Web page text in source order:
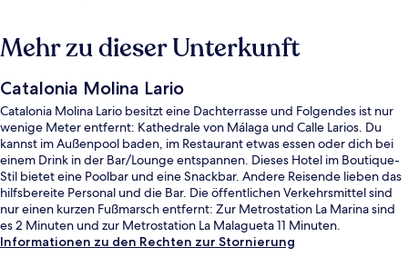
Mehr zu dieser Unterkunft
Catalonia Molina Lario
Catalonia Molina Lario besitzt eine Dachterrasse und Folgendes ist nur
wenige Meter entfernt: Kathedrale von Málaga und Calle Larios. Du
kannst im Außenpool baden, im Restaurant etwas essen oder dich bei
einem Drink in der Bar/Lounge entspannen. Dieses Hotel im Boutique-
Stil bietet eine Poolbar und eine Snackbar. Andere Reisende lieben das
hilfsbereite Personal und die Bar. Die öffentlichen Verkehrsmittel sind
nur einen kurzen Fußmarsch entfernt: Zur Metrostation La Marina sind
es 2 Minuten und zur Metrostation La Malagueta 11 Minuten.
Informationen zu den Rechten zur Stornierung